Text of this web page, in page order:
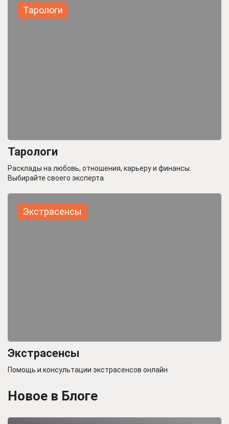
Тарологи
Тарологи
Расклады на любовь, отношения, карьеру и финансы.
Выбирайте своего эксперта
Экстрасенсы
Экстрасенсы
Помощь и консультации экстрасенсов онлайн
Новое в Блоге